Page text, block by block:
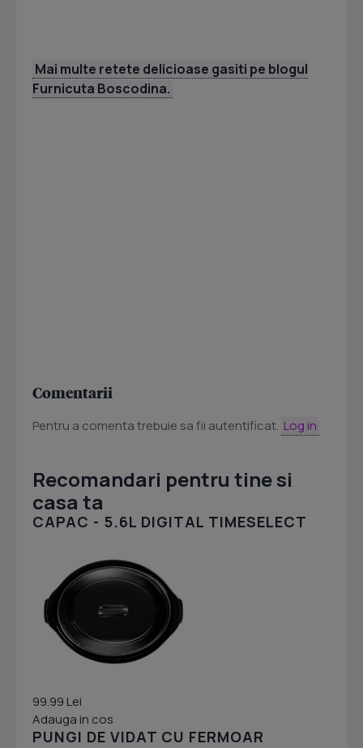
Mai multe retete delicioase gasiti pe blogul
Furnicuta Boscodina.
Comentarii
Pentru a comenta trebuie sa fii autentificat. Log in
Recomandari pentru tine si
casa ta
CAPAC - 5.6L DIGITAL TIMESELECT
99.99 Lei
Adauga in cos
PUNGI DE VIDAT CU FERMOAR